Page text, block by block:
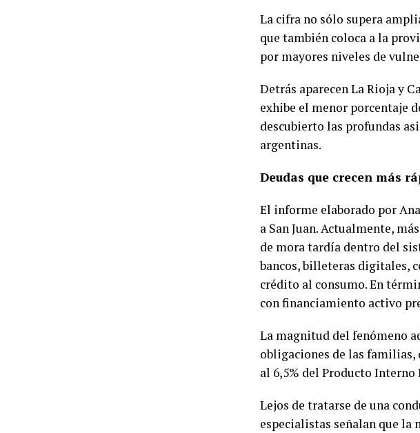
La cifra no sólo supera
que también coloca a la
por mayores niveles de
Detrás aparecen La Rioja y
exhibe el menor porcentaje
descubierto las profundas
argentinas.
Deudas que crecen más
El informe elaborado por
a San Juan. Actualmente,
de mora tardía dentro del
bancos, billeteras digitales,
crédito al consumo. En
con financiamiento activo
La magnitud del fenómeno
obligaciones de las familias,
al 6,5% del Producto Interno
Lejos de tratarse de una
especialistas señalan que la